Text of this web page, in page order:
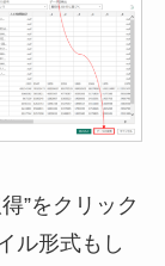
”をクリック
ル形式もし